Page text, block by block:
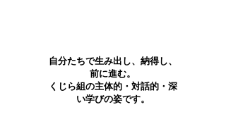
自分たちで生み出し、納得し、
前に進む。​
くじら組の主体的・対話的・深
い学びの姿です。